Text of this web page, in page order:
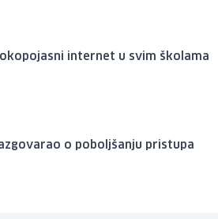
internet u svim školama
o poboljšanju pristupa